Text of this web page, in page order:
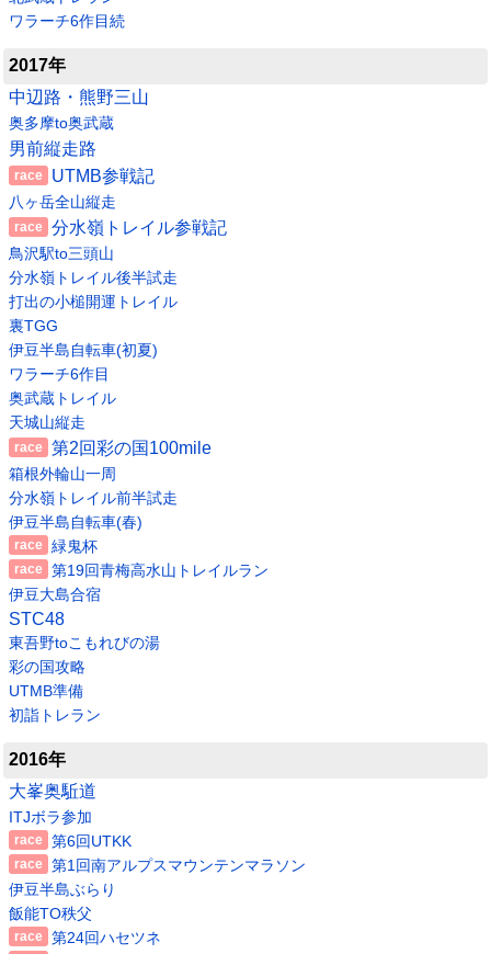
ワラーチ6作目続
2017年
中辺路・熊野三山
奥多摩to奥武蔵
男前縦走路
UTMB参戦記
八ヶ岳全山縦走
分水嶺トレイル参戦記
鳥沢駅to三頭山
分水嶺トレイル後半試走
打出の小槌開運トレイル
裏TGG
伊豆半島自転車(初夏)
ワラーチ6作目
奥武蔵トレイル
天城山縦走
第2回彩の国100mile
箱根外輪山一周
分水嶺トレイル前半試走
伊豆半島自転車(春)
緑鬼杯
第19回青梅高水山トレイルラン
伊豆大島合宿
STC48
東吾野toこもれびの湯
彩の国攻略
UTMB準備
初詣トレラン
2016年
大峯奥駈道
ITJボラ参加
第6回UTKK
第1回南アルプスマウンテンマラソン
伊豆半島ぶらり
飯能TO秩父
第24回ハセツネ